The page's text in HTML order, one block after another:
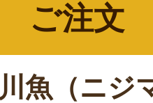
ご注文
魚（ニジ